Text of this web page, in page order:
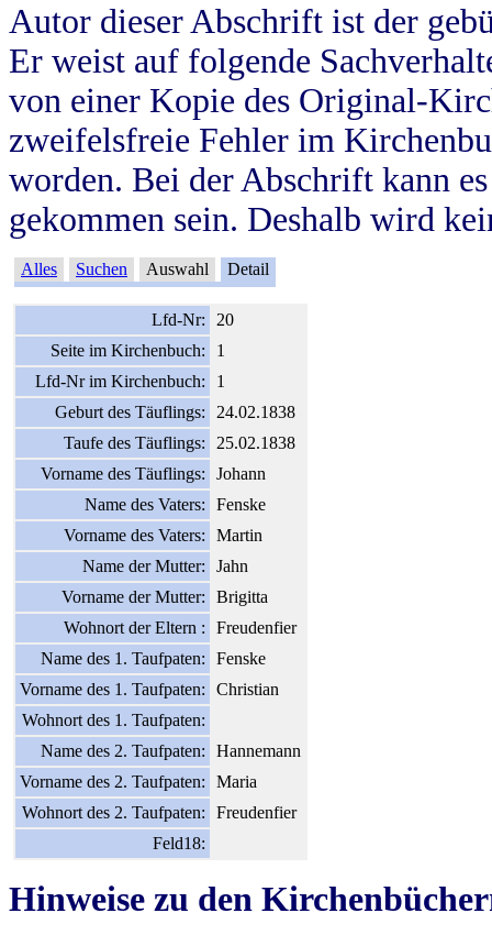
Autor dieser Abschrift ist der
Er weist auf folgende
von einer Kopie des Original-
zweifelsfreie Fehler im
worden. Bei der Abschrift kann
gekommen sein. Deshalb wird
Alles Suchen Auswahl Detail
Lfd-Nr:
20
Seite im Kirchenbuch:
1
Lfd-Nr im Kirchenbuch:
1
Geburt des Täuflings:
24.02.1838
Taufe des Täuflings:
25.02.1838
Vorname des Täuflings:
Johann
Name des Vaters:
Fenske
Vorname des Vaters:
Martin
Name der Mutter:
Jahn
Vorname der Mutter:
Brigitta
Wohnort der Eltern :
Freudenfier
Name des 1. Taufpaten:
Fenske
Vorname des 1. Taufpaten:
Christian
Wohnort des 1. Taufpaten:
Name des 2. Taufpaten:
Hannemann
Vorname des 2. Taufpaten:
Maria
Wohnort des 2. Taufpaten:
Freudenfier
Feld18:
Hinweise zu den